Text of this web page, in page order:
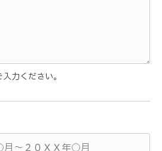
力ください。